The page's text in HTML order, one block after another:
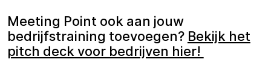
Meeting Point ook aan jouw
bedrijfstraining toevoegen? Bekijk het
pitch deck voor bedrijven hier!